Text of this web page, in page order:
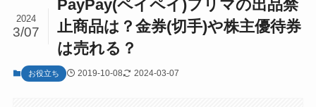
PayPay(ペイペイ)フリマの出品禁
止商品は？金券(切手)や株主優待券
は売れる？
2024
3/07
お役立ち 2019-10-08 2024-03-07